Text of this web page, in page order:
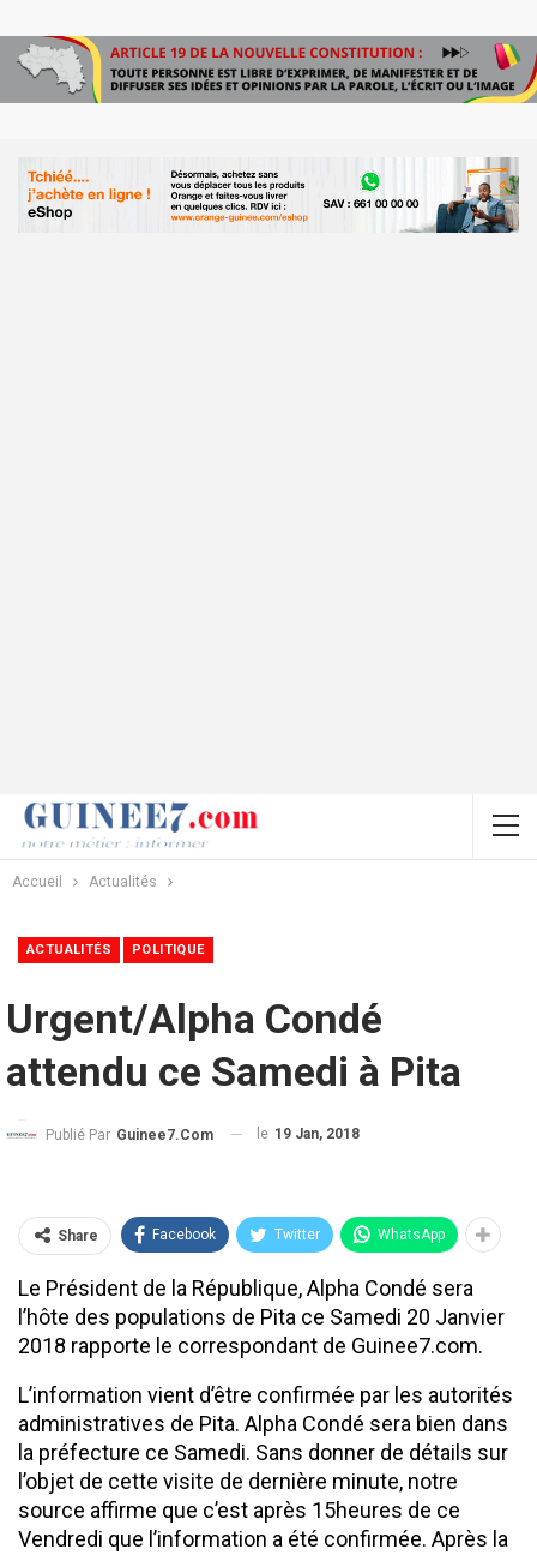
Accueil Actualités
ACTUALITÉS POLITIQUE
Urgent/Alpha Condé
attendu ce Samedi à Pita
Publié Par Guinee7.com le 19 Jan, 2018
Share Facebook Twitter WhatsApp
Le Président de la République, Alpha Condé sera
l’hôte des populations de Pita ce Samedi 20 Janvier
2018 rapporte le correspondant de Guinee7.com.
L’information vient d’être confirmée par les autorités
administratives de Pita. Alpha Condé sera bien dans
la préfecture ce Samedi. Sans donner de détails sur
l’objet de cette visite de dernière minute, notre
source affirme que c’est après 15heures de ce
Vendredi que l’information a été confirmée. Après la